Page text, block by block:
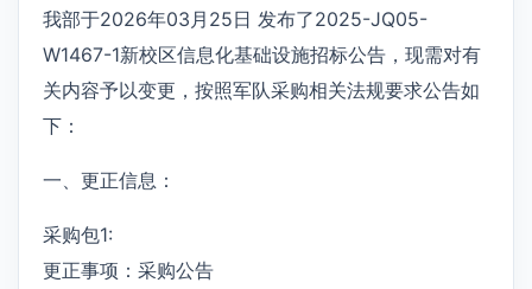
我部于2026年03月25日 发布了2025-JQ05-
W1467-1新校区信息化基础设施招标公告，现需对有
关内容予以变更，按照军队采购相关法规要求公告如
下：
一、更正信息：
采购包1:
更正事项：采购公告